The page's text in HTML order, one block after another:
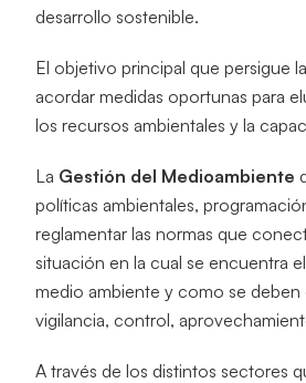
desarrollo sostenible.
El objetivo principal que persigue la
acordar medidas oportunas para
los recursos ambientales y la
La Gestión del Medioambiente
políticas ambientales,
reglamentar las normas que
situación en la cual se encuentra
medio ambiente y como se
vigilancia, control,
A través de los distintos sectores